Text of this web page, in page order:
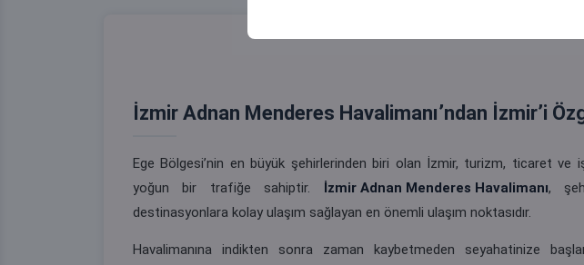
İzmir Adnan Menderes Havalimanı’ndan İzmir’i
Ege Bölgesi’nin en büyük şehirlerinden biri olan İzmir, turizm, ticaret ve
yoğun bir trafiğe sahiptir.
İzmir Adnan Menderes Havalimanı,
destinasyonlara kolay ulaşım sağlayan en önemli ulaşım noktasıdır.
Havalimanına indikten sonra zaman kaybetmeden seyahatinize